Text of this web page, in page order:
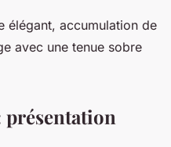
élégant, accumulation de
avec une tenue sobre
présentation